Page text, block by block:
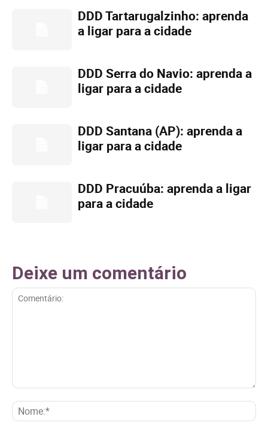
DDD Tartarugalzinho: aprenda
a ligar para a cidade
DDD Serra do Navio: aprenda a
ligar para a cidade
DDD Santana (AP): aprenda a
ligar para a cidade
DDD Pracuúba: aprenda a ligar
para a cidade
Deixe um comentário